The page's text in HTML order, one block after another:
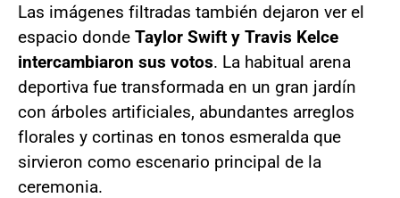
Las imágenes filtradas también dejaron ver el
espacio donde Taylor Swift y Travis Kelce
intercambiaron sus votos. La habitual arena
deportiva fue transformada en un gran jardín
con árboles artificiales, abundantes arreglos
florales y cortinas en tonos esmeralda que
sirvieron como escenario principal de la
ceremonia.